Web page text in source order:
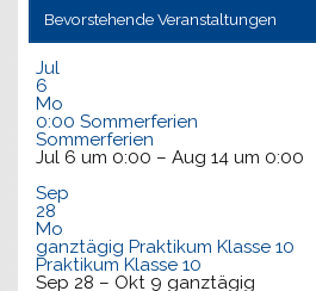
Bevorstehende Veranstaltungen
Jul
6
Mo
0:00Sommerferien
Sommerferien
Jul 6 um 0:00 – Aug 14 um 0:00
Sep
28
Mo
ganztägigPraktikum Klasse 10
Praktikum Klasse 10
Sep 28 – Okt 9 ganztägig